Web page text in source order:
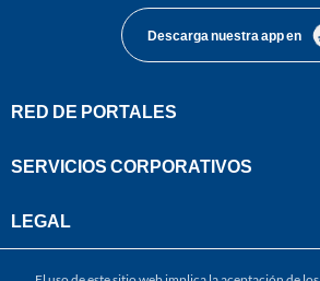
Descarga nuestra app en
RED DE PORTALES
SERVICIOS CORPORATIVOS
LEGAL